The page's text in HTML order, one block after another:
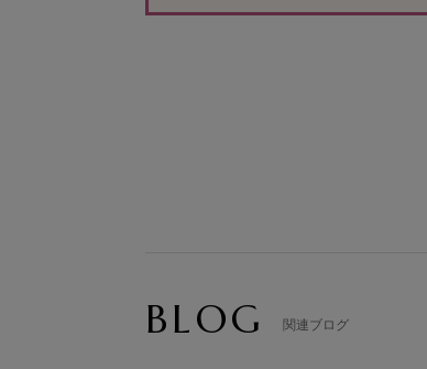
BLOG 関連ブログ